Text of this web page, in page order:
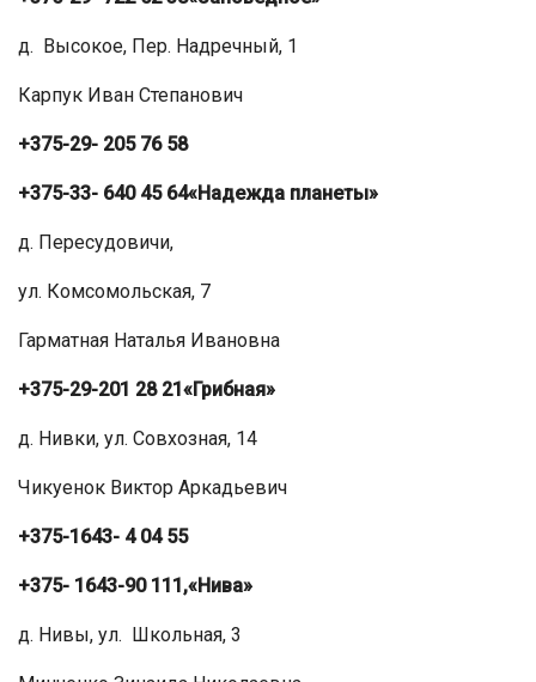
д. Высокое, Пер. Надречный, 1
Карпук Иван Степанович
+375-29- 205 76 58
+375-33- 640 45 64«Надежда планеты»
д. Пересудовичи,
ул. Комсомольская, 7
Гарматная Наталья Ивановна
+375-29-201 28 21 «Грибная»
д. Нивки, ул. Совхозная, 14
Чикуенок Виктор Аркадьевич
+375-1643- 4 04 55
+375- 1643-90 111,«Нива»
д. Нивы, ул. Школьная, 3